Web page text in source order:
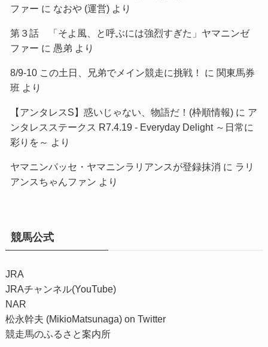
ファー に なおや (運営)より
第３話 「そよ風、と呼ぶには強烈すぎた」ヤマニンゼ
ファー に 愚弟 より
8/9-10 この土日、兄弟でメイン競走に挑戦！ に 関東馬券
班 より
【アンタレスS】惑いじゃない、物語だ！(枠順情報)に ア
ンタレスステークス R7.4.19 - Everyday Delight ～日常に
彩りを～ より
ヤマニンパッセ・ヤマニンラリアンスが登録抹消 に ラリ
アンスちゃんファン より
競馬公式
JRA
JRAチャンネル(YouTube)
NAR
松永幹夫 (MikioMatsunaga) on Twitter
競走馬のふるさと案内所